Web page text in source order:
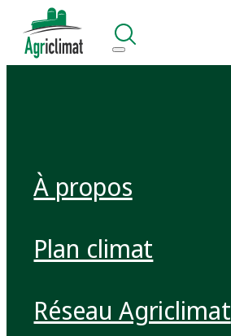
À propos
Plan climat
Réseau Agriclimat